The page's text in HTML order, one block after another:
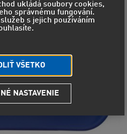
ukládá soubory cookies,
správnému fungování.
s jejich používáním
VŠETKO
NASTAVENIE